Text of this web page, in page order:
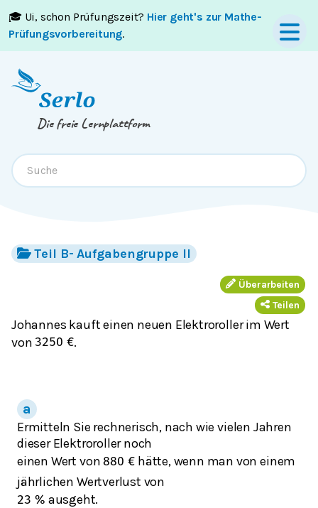
🎓 Ui, schon Prüfungszeit? Hier geht's zur Mathe-
Prüfungsvorbereitung.
Springe zumInhaltoderFooter
Die freie Lernplattform
Teil B- Aufgabengruppe II
Überarbeiten
Teilen
Johannes kauft einen neuen Elektroroller im Wert
von3250 €.
Ermitteln Sie rechnerisch, nach wie vielen Jahren
dieser Elektroroller noch
einen Wert von880 € hätte, wenn man von einem
jährlichen Wertverlust von
23 % ausgeht.